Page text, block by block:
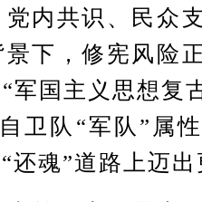
内共识、民众
下，修宪风险
军国主义思想复
卫队“军队”属
魂”道路上迈出